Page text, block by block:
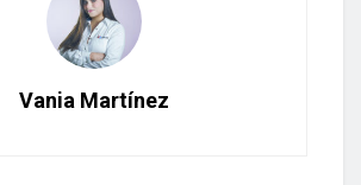
Vania Martínez